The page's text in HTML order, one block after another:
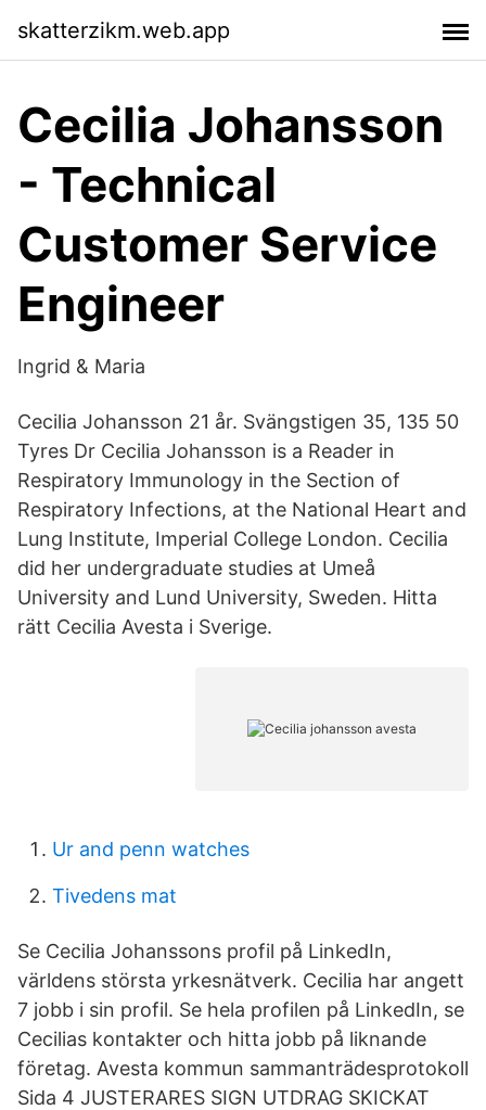
skatterzikm.web.app
Cecilia Johansson
- Technical
Customer Service
Engineer
Ingrid & Maria
Cecilia Johansson 21 år. Svängstigen 35, 135 50
Tyres Dr Cecilia Johansson is a Reader in
Respiratory Immunology in the Section of
Respiratory Infections, at the National Heart and
Lung Institute, Imperial College London. Cecilia
did her undergraduate studies at Umeå
University and Lund University, Sweden. Hitta
rätt Cecilia Avesta i Sverige.
Ur and penn watches
Tivedens mat
Se Cecilia Johanssons profil på LinkedIn,
världens största yrkesnätverk. Cecilia har angett
7 jobb i sin profil. Se hela profilen på LinkedIn, se
Cecilias kontakter och hitta jobb på liknande
företag. Avesta kommun sammanträdesprotokoll
Sida 4 JUSTERARES SIGN UTDRAG SKICKAT